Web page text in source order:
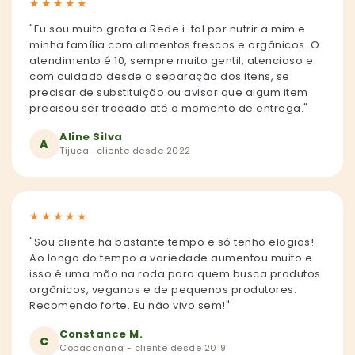
★ ★ ★ ★ ★
"Eu sou muito grata a Rede i-tal por nutrir a mim e
minha família com alimentos frescos e orgânicos. O
atendimento é 10, sempre muito gentil, atencioso e
com cuidado desde a separação dos itens, se
precisar de substituição ou avisar que algum item
precisou ser trocado até o momento de entrega."
A Aline Silva
Tijuca · cliente desde 2022
★ ★ ★ ★ ★
"Sou cliente há bastante tempo e só tenho elogios!
Ao longo do tempo a variedade aumentou muito e
isso é uma mão na roda para quem busca produtos
orgânicos, veganos e de pequenos produtores.
Recomendo forte. Eu não vivo sem!"
C Constance M.
Copacanana - cliente desde 2019